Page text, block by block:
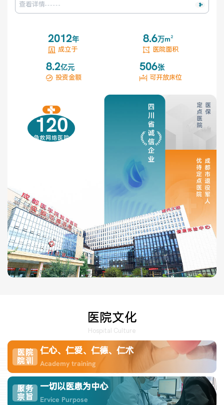
专家团队
专家坐诊 咨询挂号
门诊就诊指南 特色诊疗
意见建议 特殊人群服务
院内新闻 媒体报道
科研介绍 科研动态
通知公告
人，其中临床医技人员 291 人，护理人员 252 人，中高级职称 2
26 人。国家级、省级、市级各专业委员会委员 45 名，构建了较
为完善的人才梯队。
查看详情
2012年
成立于
8.6万m²
医院面积
8.2亿元
投资金额
506张
可开放床位
120
急救网络医院
医院文化
Hospital Culture
医院
院训
仁心、仁爱、仁德、仁术
Academy training
服务
宗旨
一切以医患为中心
Ervice Purpose